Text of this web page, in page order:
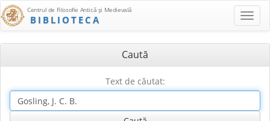
Centrul de Filosofie Antică şi Medievală
BIBLIOTECA
Caută
Text de căutat: